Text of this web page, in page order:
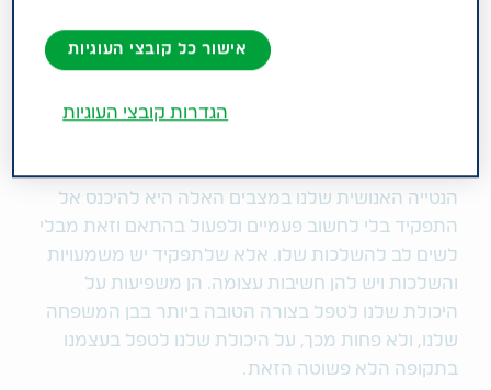
מהניסיון שלי בליווי משפחות במשבר אני יודעת שכולנו
– אם לא עכשיו, אז היינו, או שנהיה בקרוב. הטיפול בבן
הנטייה האנושית שלנו במצבים האלה היא להיכנס אל
התפקיד בלי לחשוב פעמיים ולפעול בהתאם וזאת מבלי
לשים לב להשלכות שלו. אלא שלתפקיד יש משמעויות
והשלכות ויש להן חשיבות עצומה. הן משפיעות על
היכולת שלנו לטפל בצורה הטובה ביותר בבן המשפחה
שלנו, ולא פחות מכך, על היכולת שלנו לטפל בעצמנו
בתקופה הלא פשוטה הזאת.
אישור כל קובצי העוגיות
הגדרות קובצי העוגיות